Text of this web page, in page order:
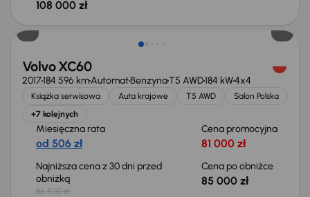
108 000 zł
Taniej o 1 500 zł
Volvo XC60
2017184 596 kmAutomatBenzynaT5 AWD184 kW4x4
Książka serwisowa Auta krajowe T5 AWD
Salon Polska
+7 kolejnych
Miesięczna rata
od 506 zł
Cena promocyjna
81 000 zł
Najniższa cena z 30 dni przed
obniżką
86 500 zł
Cena po obniżce
85 000 zł